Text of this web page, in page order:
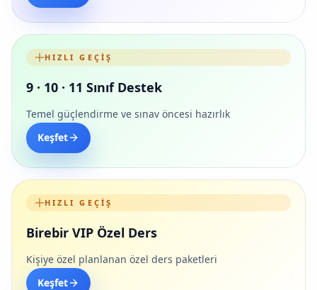
HIZLI GEÇIŞ
9 · 10 · 11 Sınıf Destek
Temel güçlendirme ve sınav öncesi hazırlık
Keşfet
HIZLI GEÇIŞ
Birebir VIP Özel Ders
Kişiye özel planlanan özel ders paketleri
Keşfet